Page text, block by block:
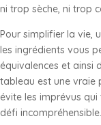
ni trop sèche, ni trop
Pour simplifier la vie,
les ingrédients vous
équivalences et ainsi
tableau est une vraie
évite les imprévus
défi incompréhensible.